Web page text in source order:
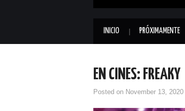
INICIO PRÓXIMAMENTE
EN CINES: FREAKY
Posted on November 13, 2020